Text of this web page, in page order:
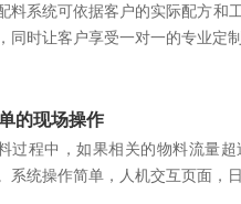
料系统可依据客户的实际配方和
同时让客户享受一对一的专业定制
的现场操作
过程中，如果相关的物料流量
系统操作简单，人机交互页面，